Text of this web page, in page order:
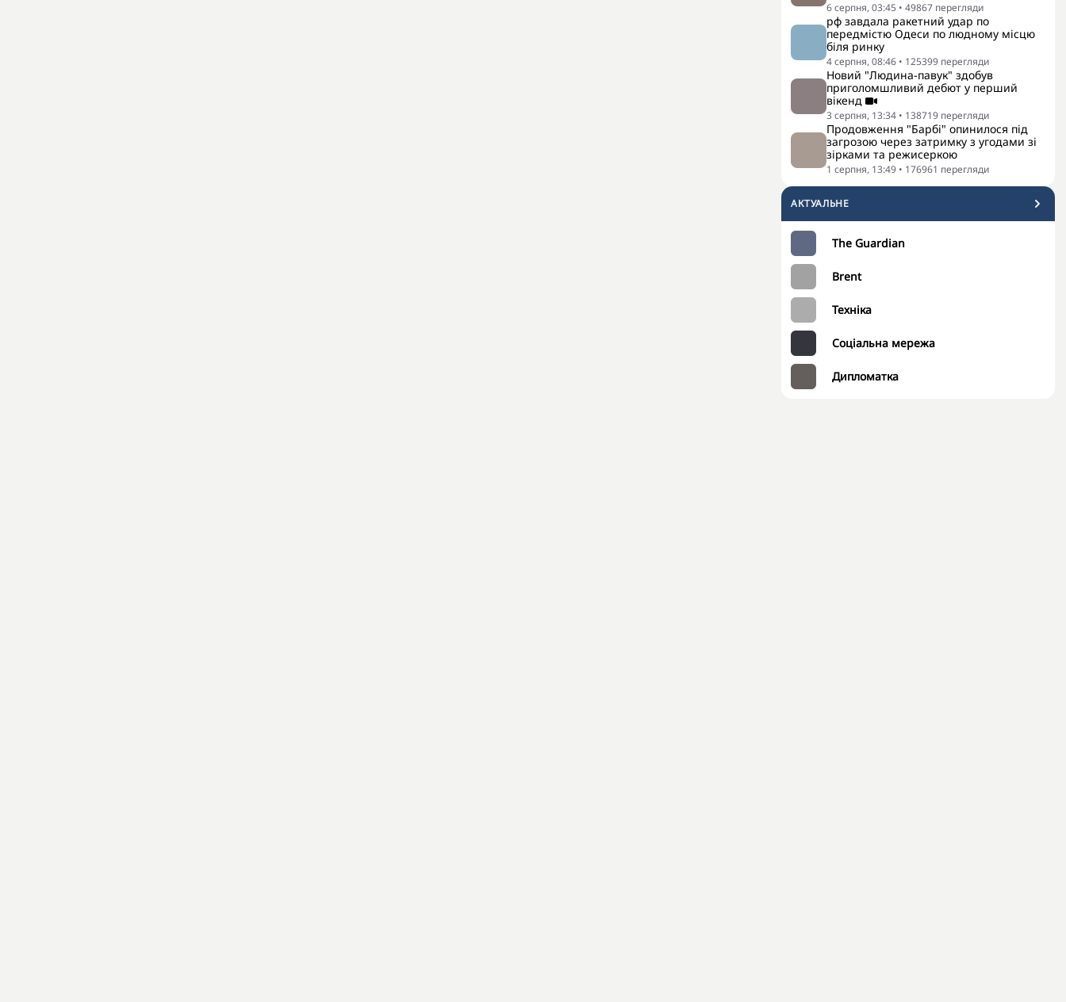
6 серпня, 03:45 • 49867 перегляди
рф завдала ракетний удар по
передмістю Одеси по людному місцю
біля ринку
4 серпня, 08:46 • 125399 перегляди
Новий "Людина-павук" здобув
приголомшливий дебют у перший
вікенд
3 серпня, 13:34 • 138719 перегляди
Продовження "Барбі" опинилося під
загрозою через затримку з угодами зі
зірками та режисеркою
1 серпня, 13:49 • 176961 перегляди
АКТУАЛЬНЕ
The Guardian
Brent
Техніка
Соціальна мережа
Дипломатка